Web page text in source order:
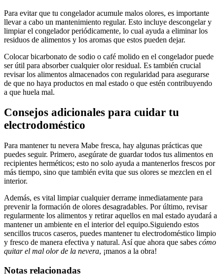
Para evitar que tu congelador acumule malos olores, es importante
llevar a cabo un mantenimiento regular. Esto incluye descongelar y
limpiar el congelador periódicamente, lo cual ayuda a eliminar los
residuos de alimentos y los aromas que estos pueden dejar.
Colocar bicarbonato de sodio o café molido en el congelador puede
ser útil para absorber cualquier olor residual. Es también crucial
revisar los alimentos almacenados con regularidad para asegurarse
de que no haya productos en mal estado o que estén contribuyendo
a que huela mal.
Consejos adicionales para cuidar tu
electrodoméstico
Para mantener tu nevera Mabe fresca, hay algunas prácticas que
puedes seguir. Primero, asegúrate de guardar todos tus alimentos en
recipientes herméticos; esto no solo ayuda a mantenerlos frescos por
más tiempo, sino que también evita que sus olores se mezclen en el
interior.
Además, es vital limpiar cualquier derrame inmediatamente para
prevenir la formación de olores desagradables. Por último, revisar
regularmente los alimentos y retirar aquellos en mal estado ayudará a
mantener un ambiente en el interior del equipo.Siguiendo estos
sencillos trucos caseros, puedes mantener tu electrodoméstico limpio
y fresco de manera efectiva y natural. Así que ahora que sabes cómo
quitar el mal olor de la nevera, ¡manos a la obra!
Notas relacionadas